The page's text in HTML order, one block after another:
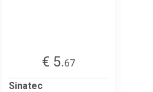
€ 5.67
Sinatec